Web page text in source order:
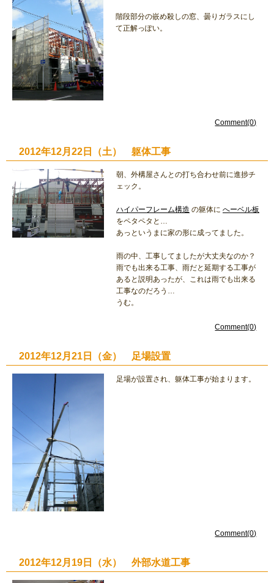
階段部分の嵌め殺しの窓、曇りガラスにし
て正解っぽい。
Comment(0)
2012年12月22日（土） 躯体工事
朝、外構屋さんとの打ち合わせ前に進捗チ
ェック。
ハイパーフレーム構造 の躯体に へーベル板
をペタペタと…
あっというまに家の形に成ってました。
雨の中、工事してましたが大丈夫なのか？
雨でも出来る工事、雨だと延期する工事が
あると説明あったが、これは雨でも出来る
工事なのだろう…
うむ。
Comment(0)
2012年12月21日（金） 足場設置
足場が設置され、躯体工事が始まります。
Comment(0)
2012年12月19日（水） 外部水道工事